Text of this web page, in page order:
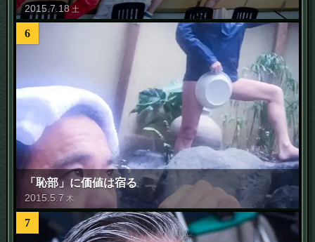
2015.7. 18 土
6
「恥部」に価値は宿る
2015 5 .7 木
7